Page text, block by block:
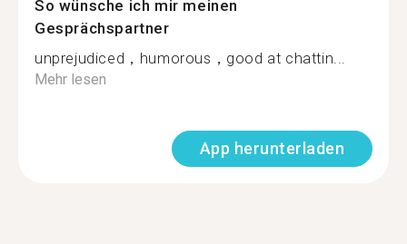
So wünsche ich mir meinen
Gesprächspartner
unprejudiced，humorous，good at chattin...
Mehr lesen
App herunterladen